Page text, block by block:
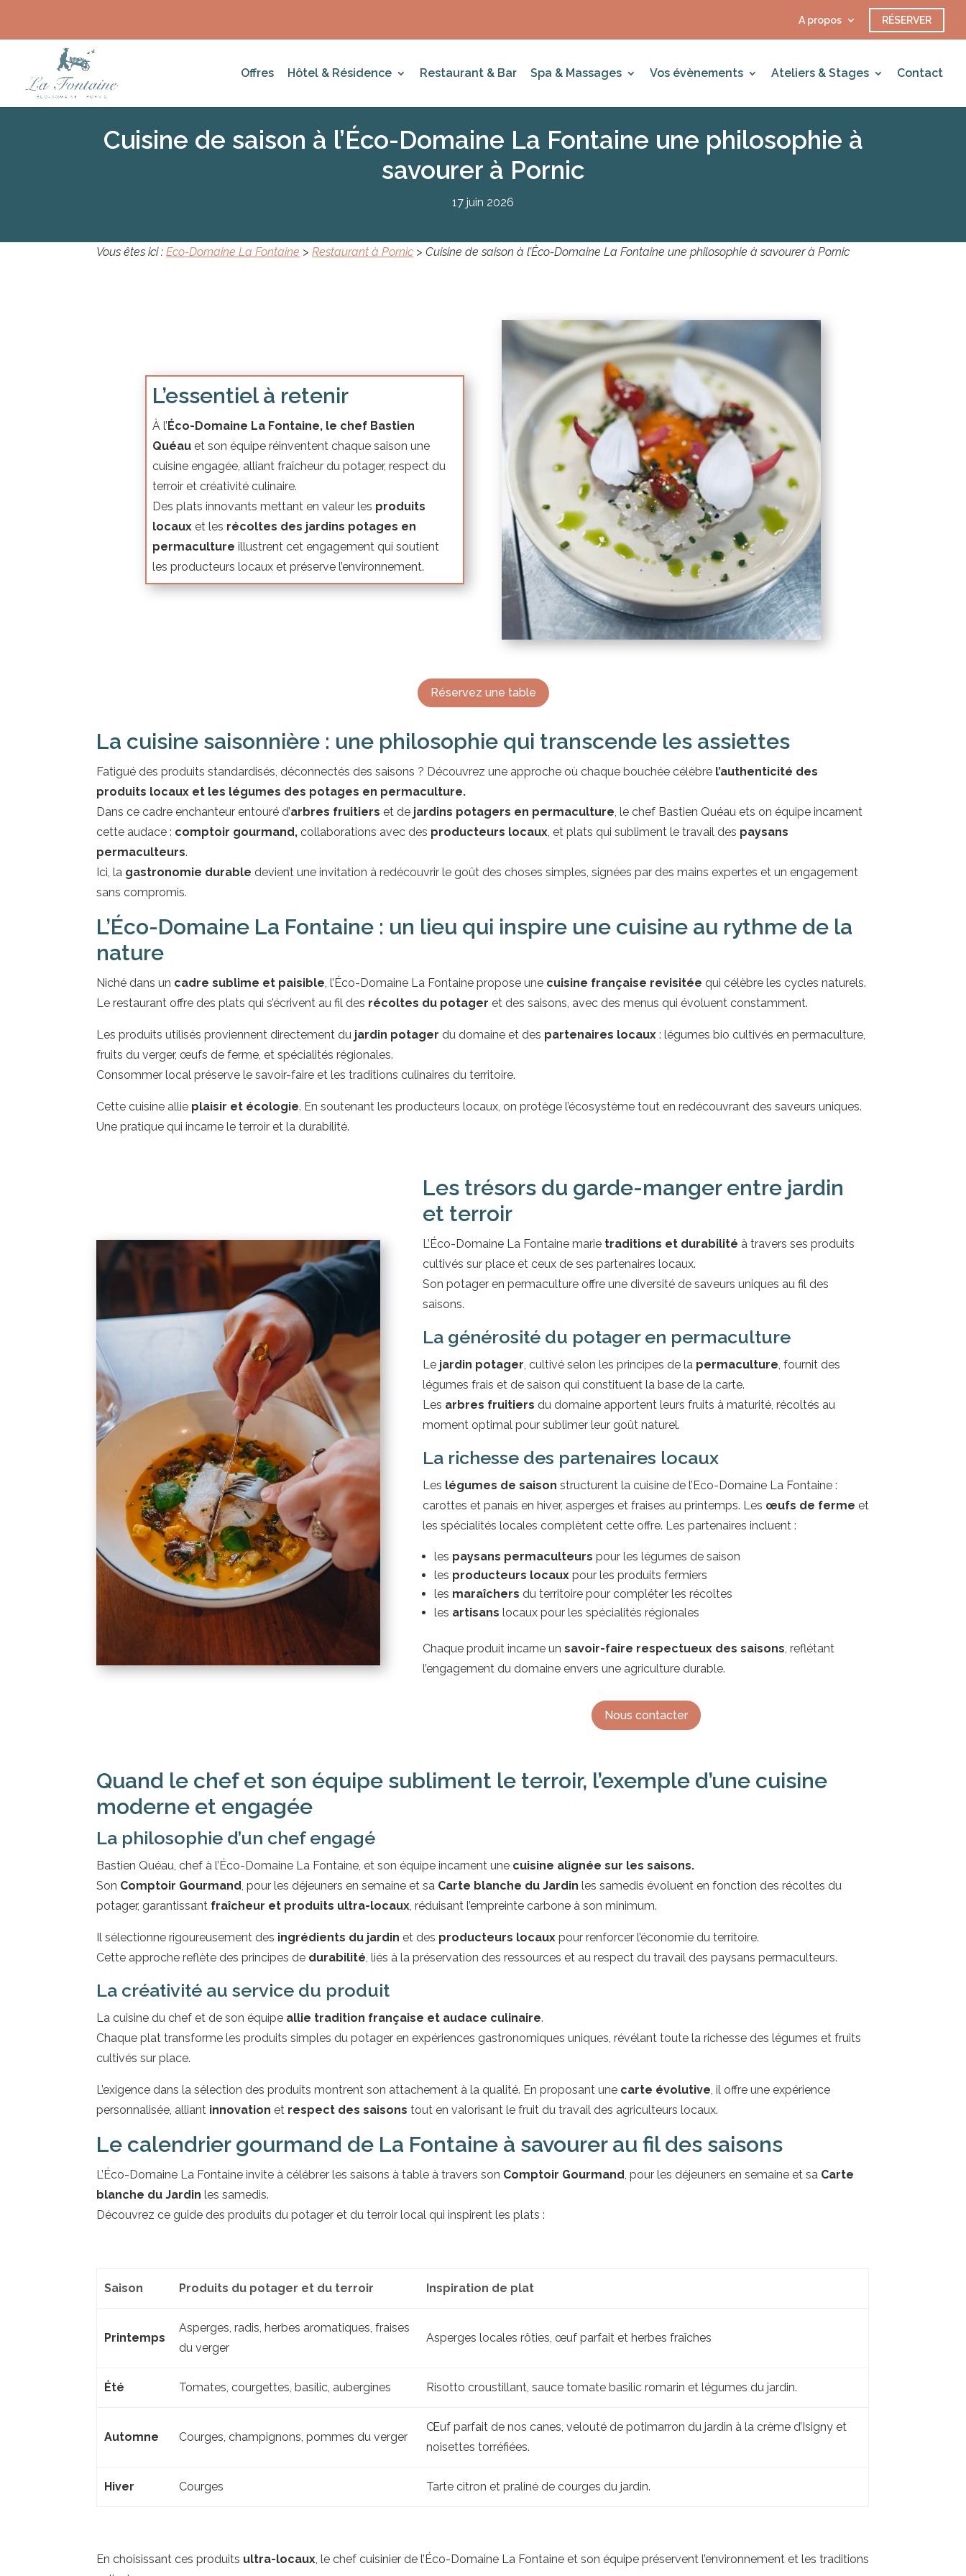
A propos RÉSERVER
Offres Hôtel & Résidence Restaurant & Bar Spa & Massages Vos évènements Ateliers & Stages Contact
Cuisine de saison à l’Éco-Domaine La Fontaine une philosophie à
savourer à Pornic
17 juin 2026
Vous êtes ici :Eco-Domaine La Fontaine >Restaurant à Pornic >Cuisine de saison à l’Éco-Domaine La Fontaine une philosophie à savourer à Pornic
L’essentiel à retenir
À l’Éco-Domaine La Fontaine, le chef Bastien
Quéau et son équipe réinventent chaque saison une
cuisine engagée, alliant fraîcheur du potager, respect du
terroir et créativité culinaire.
Des plats innovants mettant en valeur les produits
locaux et les récoltes des jardins potages en
permaculture illustrent cet engagement qui soutient
les producteurs locaux et préserve l’environnement.
Réservez une table
La cuisine saisonnière : une philosophie qui transcende les assiettes
Fatigué des produits standardisés, déconnectés des saisons ? Découvrez une approche où chaque bouchée célèbre l’authenticité des
produits locaux et les légumes des potages en permaculture.
Dans ce cadre enchanteur entouré d’arbres fruitiers et de jardins potagers en permaculture , le chef Bastien Quéau ets on équipe incarnent
cette audace : comptoir gourmand, collaborations avec des producteurs locaux , et plats qui subliment le travail des paysans
permaculteurs.
Ici, la gastronomie durable devient une invitation à redécouvrir le goût des choses simples, signées par des mains expertes et un engagement
sans compromis.
L’Éco-Domaine La Fontaine : un lieu qui inspire une cuisine au rythme de la
nature
Niché dans un cadre sublime et paisible , l’Éco-Domaine La Fontaine propose une cuisine française revisitée qui célèbre les cycles naturels.
Le restaurant offre des plats qui s’écrivent au fil des récoltes du potager et des saisons, avec des menus qui évoluent constamment.
Les produits utilisés proviennent directement du jardin potager du domaine et des partenaires locaux : légumes bio cultivés en permaculture,
fruits du verger, œufs de ferme, et spécialités régionales.
Consommer local préserve le savoir-faire et les traditions culinaires du territoire.
Cette cuisine allie plaisir et écologie. En soutenant les producteurs locaux, on protège l’écosystème tout en redécouvrant des saveurs uniques.
Une pratique qui incarne le terroir et la durabilité.
Les trésors du garde-manger entre jardin
et terroir
L’Éco-Domaine La Fontaine marie traditions et durabilité à travers ses produits
cultivés sur place et ceux de ses partenaires locaux.
Son potager en permaculture offre une diversité de saveurs uniques au fil des
saisons.
La générosité du potager en permaculture
Le jardin potager, cultivé selon les principes de la permaculture, fournit des
légumes frais et de saison qui constituent la base de la carte.
Les arbres fruitiers du domaine apportent leurs fruits à maturité, récoltés au
moment optimal pour sublimer leur goût naturel.
La richesse des partenaires locaux
Les légumes de saison structurent la cuisine de l’Eco-Domaine La Fontaine :
carottes et panais en hiver, asperges et fraises au printemps. Les œufs de ferme et
les spécialités locales complètent cette offre. Les partenaires incluent :
les paysans permaculteurs pour les légumes de saison
les producteurs locaux pour les produits fermiers
les maraîchers du territoire pour compléter les récoltes
les artisans locaux pour les spécialités régionales
Chaque produit incarne unsavoir-faire respectueux des saisons, reflétant
l’engagement du domaine envers une agriculture durable.
Nous contacter
Quand le chef et son équipe subliment le terroir, l’exemple d’une cuisine
moderne et engagée
La philosophie d’un chef engagé
Bastien Quéau, chef à l’Éco-Domaine La Fontaine, et son équipe incarnent une cuisine alignée sur les saisons.
Son Comptoir Gourmand, pour les déjeuners en semaine et sa Carte blanche du Jardin les samedis évoluent en fonction des récoltes du
potager, garantissant fraîcheur et produits ultra-locaux, réduisant l’empreinte carbone à son minimum.
Il sélectionne rigoureusement des ingrédients du jardin et des producteurs locaux pour renforcer l’économie du territoire.
Cette approche reflète des principes de durabilité, liés à la préservation des ressources et au respect du travail des paysans permaculteurs.
La créativité au service du produit
La cuisine du chef et de son équipe allie tradition française et audace culinaire.
Chaque plat transforme les produits simples du potager en expériences gastronomiques uniques, révélant toute la richesse des légumes et fruits
cultivés sur place.
L’exigence dans la sélection des produits montrent son attachement à la qualité. En proposant une carte évolutive, il offre une expérience
personnalisée, alliant innovation et respect des saisons tout en valorisant le fruit du travail des agriculteurs locaux.
Le calendrier gourmand de La Fontaine à savourer au fil des saisons
L’Éco-Domaine La Fontaine invite à célébrer les saisons à table à travers son Comptoir Gourmand, pour les déjeuners en semaine et sa Carte
blanche du Jardin les samedis.
Découvrez ce guide des produits du potager et du terroir local qui inspirent les plats :
Saison Produits du potager et du terroir Inspiration de plat
Printemps
Asperges, radis, herbes aromatiques, fraises
du verger
Asperges locales rôties, œuf parfait et herbes fraîches
Été Tomates, courgettes, basilic, aubergines Risotto croustillant, sauce tomate basilic romarin et légumes du jardin.
Automne Courges, champignons, pommes du verger
Œuf parfait de nos canes, velouté de potimarron du jardin à la crème d’Isigny et
noisettes torréfiées.
Hiver Courges Tarte citron et praliné de courges du jardin.
En choisissant ces produits ultra-locaux, le chef cuisinier de l’Éco-Domaine La Fontaine et son équipe préservent l’environnement et les traditions